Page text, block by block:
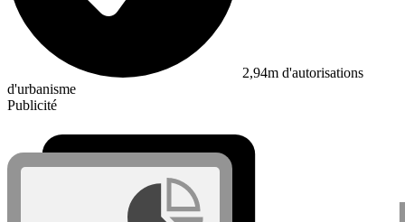
2,94m d'autorisations
d'urbanisme
Publicité